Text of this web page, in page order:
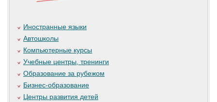
Иностранные языки
Автошколы
Компьютерные курсы
Учебные центры, тренинги
Образование за рубежом
Бизнес-образование
Центры развития детей